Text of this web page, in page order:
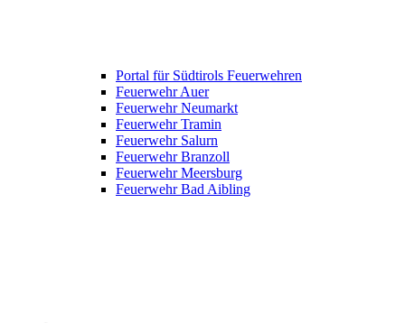
Portal für Südtirols Feuerwehren
Feuerwehr Auer
Feuerwehr Neumarkt
Feuerwehr Tramin
Feuerwehr Salurn
Feuerwehr Branzoll
Feuerwehr Meersburg
Feuerwehr Bad Aibling